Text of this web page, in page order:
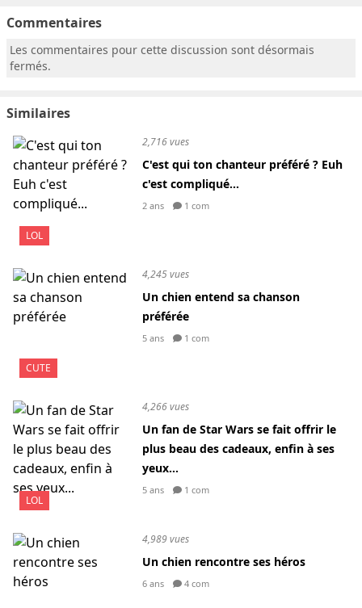
Commentaires
Les commentaires pour cette discussion sont désormais
fermés.
Similaires
LOL
2,716 vues
C'est qui ton chanteur préféré ? Euh
c'est compliqué...
2 ans 1 com
CUTE
4,245 vues
Un chien entend sa chanson
préférée
5 ans 1 com
LOL
4,266 vues
Un fan de Star Wars se fait offrir le
plus beau des cadeaux, enfin à ses
yeux...
5 ans 1 com
4,989 vues
Un chien rencontre ses héros
6 ans 4 com